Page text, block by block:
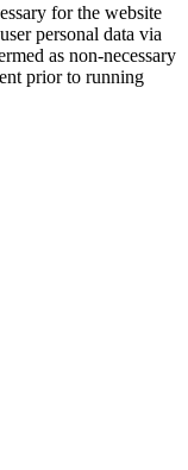
for the website
personal data via
as non-necessary
prior to running